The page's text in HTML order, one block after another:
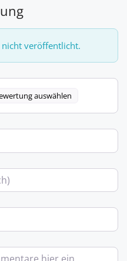
nicht veröffentlicht.
auswählen